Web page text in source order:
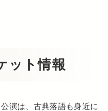
ット情報
演は、古典落語も身近に